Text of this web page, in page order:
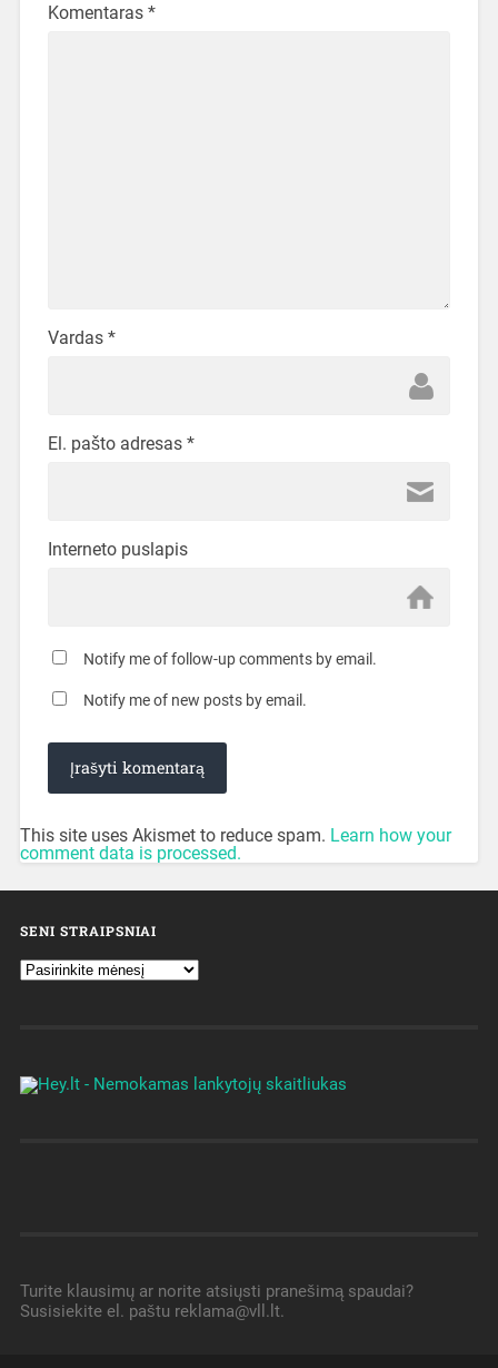
Komentaras *
Vardas *
El. pašto adresas *
Interneto puslapis
Notify me of follow-up comments by email.
Notify me of new posts by email.
This site uses Akismet to reduce spam. Learn how your
comment data is processed.
SENI STRAIPSNIAI
Turite klausimų ar norite atsiųsti pranešimą spaudai?
Susisiekite el. paštu reklama@vll.lt.